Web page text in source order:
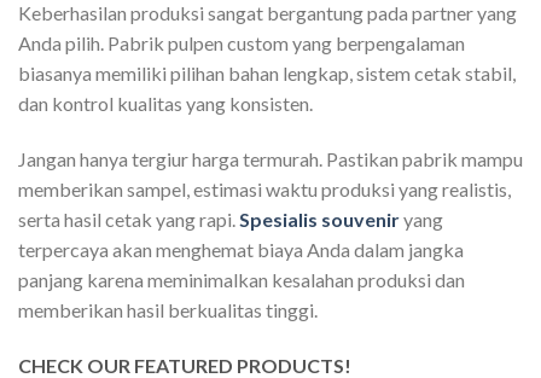
Keberhasilan produksi sangat bergantung pada partner yang
Anda pilih. Pabrik pulpen custom yang berpengalaman
biasanya memiliki pilihan bahan lengkap, sistem cetak stabil,
dan kontrol kualitas yang konsisten.
Jangan hanya tergiur harga termurah. Pastikan pabrik mampu
memberikan sampel, estimasi waktu produksi yang realistis,
serta hasil cetak yang rapi.Spesialis souveniryang
terpercaya akan menghemat biaya Anda dalam jangka
panjang karena meminimalkan kesalahan produksi dan
memberikan hasil berkualitas tinggi.
CHECK OUR FEATURED PRODUCTS!